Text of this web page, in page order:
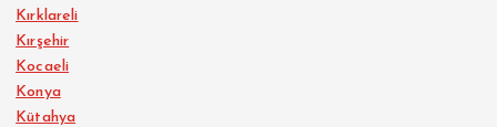
Kırklareli
Kırşehir
Kocaeli
Konya
Kütahya